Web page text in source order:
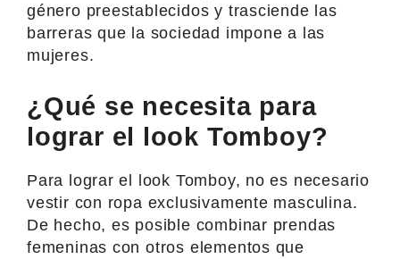
género preestablecidos y trasciende las
barreras que la sociedad impone a las
mujeres.
¿Qué se necesita para
lograr el look Tomboy?
Para lograr el look Tomboy, no es necesario
vestir con ropa exclusivamente masculina.
De hecho, es posible combinar prendas
femeninas con otros elementos que